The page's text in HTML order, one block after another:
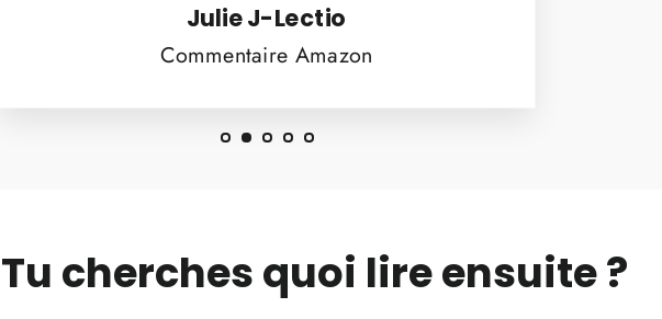
Julie J-Lectio
Commentaire Amazon
Tu cherches quoi lire ensuite ?